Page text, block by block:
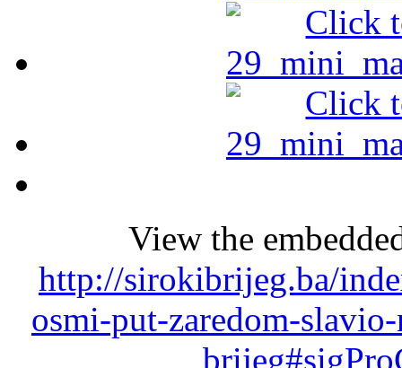
View the
http://sirokibrijeg.ba/
osmi-put-zaredom-